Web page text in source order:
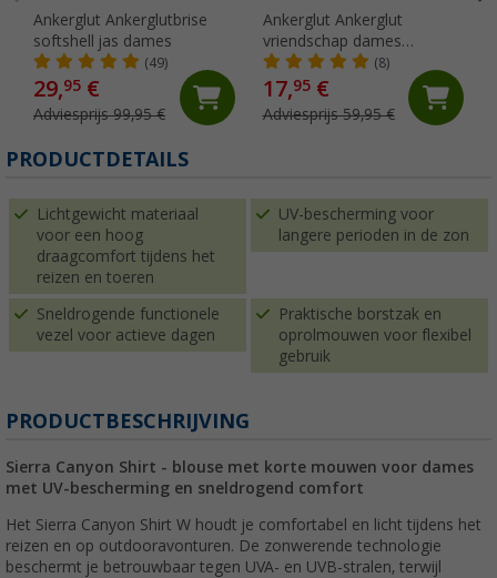
Ankerglut Ankerglutbrise
softshell jas dames
(49)
29,95 €
Adviesprijs 99,95 €
Ankerglut Ankerglut
vriendschap dames
sweatshirt jas
(8)
17,95€
Adviesprijs 59,95 €
PRODUCTDETAILS
Lichtgewicht materiaal
voor een hoog
draagcomfort tijdens het
reizen en toeren
UV-bescherming voor
langere perioden in de zon
Sneldrogende functionele
vezel voor actieve dagen
Praktische borstzak en
oprolmouwen voor flexibel
gebruik
PRODUCTBESCHRIJVING
Sierra Canyon Shirt - blouse met korte mouwen voor dames
met UV-bescherming en sneldrogend comfort
Het Sierra Canyon Shirt W houdt je comfortabel en licht tijdens het
reizen en op outdooravonturen. De zonwerende technologie
beschermt je betrouwbaar tegen UVA- en UVB-stralen, terwijl